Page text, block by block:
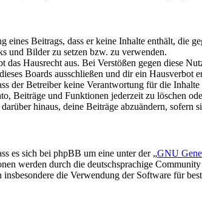
eines Beitrags, dass er keine Inhalte enthält, die
und Bilder zu setzen bzw. zu verwenden.
das Hausrecht aus. Bei Verstößen gegen diese
Boards ausschließen und dir ein Hausverbot
der Betreiber keine Verantwortung für die
Beiträge und Funktionen jederzeit zu löschen
hinaus, deine Beiträge abzuändern,
es sich bei phpBB um eine unter der „GNU
werden durch die deutschsprachige
die Verwendung der Software für